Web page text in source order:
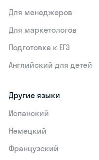
Для менеджеров
Для маркетологов
Подготовка к ЕГЭ
Английский для детей
Другие языки
Испанский
Немецкий
Французский